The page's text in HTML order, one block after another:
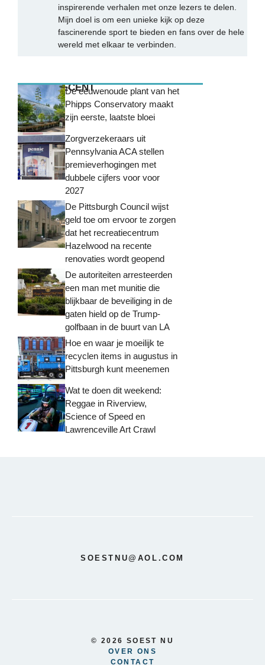
inspirerende verhalen met onze lezers te delen.
Mijn doel is om een unieke kijk op deze
fascinerende sport te bieden en fans over de hele
wereld met elkaar te verbinden.
MEEST RECENTDe eeuwenoude plant van het
Phipps Conservatory maakt
zijn eerste, laatste bloei
Zorgverzekeraars uit
Pennsylvania ACA stellen
premieverhogingen met
dubbele cijfers voor voor
2027
De Pittsburgh Council wijst
geld toe om ervoor te zorgen
dat het recreatiecentrum
Hazelwood na recente
renovaties wordt geopend
De autoriteiten arresteerden
een man met munitie die
blijkbaar de beveiliging in de
gaten hield op de Trump-
golfbaan in de buurt van LA
Hoe en waar je moeilijk te
recyclen items in augustus in
Pittsburgh kunt meenemen
Wat te doen dit weekend:
Reggae in Riverview,
Science of Speed ​​en
Lawrenceville Art Crawl
SOESTNU@AOL.COM
© 2026 SOEST NU
OVER ONS
CONTACT